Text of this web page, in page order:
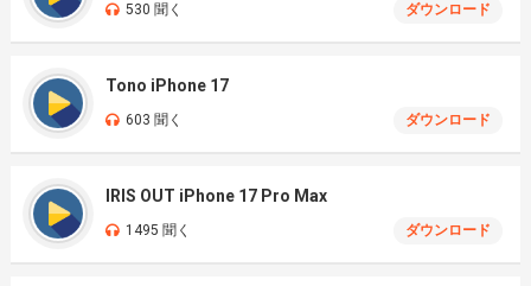
530 聞く ダウンロード
Tono iPhone 17
603 聞く ダウンロード
IRIS OUT iPhone 17 Pro Max
1495 聞く ダウンロード